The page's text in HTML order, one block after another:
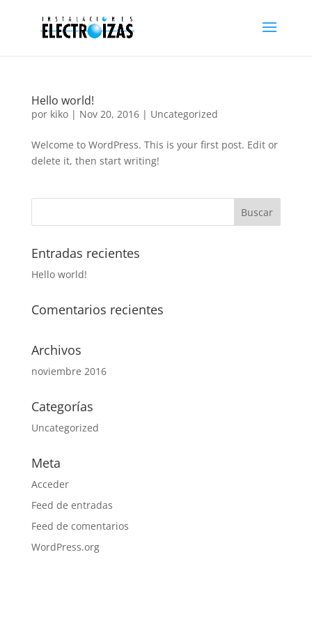
Hello world!
por kiko| Nov 20, 2016| Uncategorized
Welcome to WordPress. This is your first post. Edit or
delete it, then start writing!
Entradas recientes
Hello world!
Comentarios recientes
Archivos
noviembre 2016
Categorías
Uncategorized
Meta
Acceder
Feed de entradas
Feed de comentarios
WordPress.org